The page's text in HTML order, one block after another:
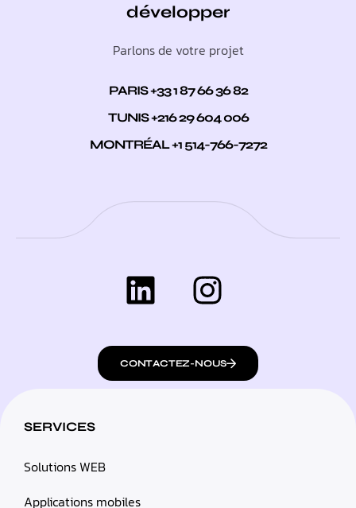
développer
Parlons de votre projet
PARIS +33 1 87 66 36 82
TUNIS +216 29 604 006
MONTRÉAL +1 514-766-7272
CONTACTEZ-NOUS
SERVICES
Solutions WEB
Applications mobiles